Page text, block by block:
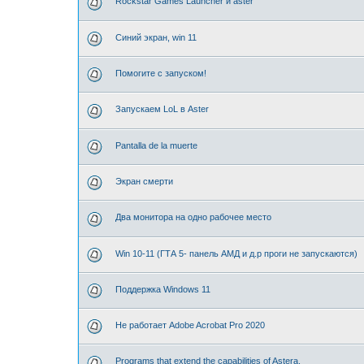
Синий экран, win 11
Помогите с запуском!
Запускаем LoL в Aster
Pantalla de la muerte
Экран смерти
Два монитора на одно рабочее место
Win 10-11 (ГТА 5- панель АМД и д.р проги не запускаются)
Поддержка Windows 11
Не работает Adobe Acrobat Pro 2020
Programs that extend the capabilities of Astera.